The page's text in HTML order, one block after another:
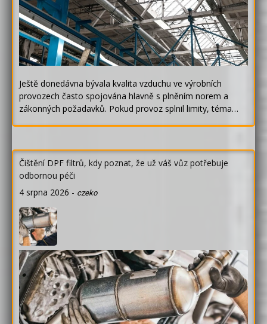
Ještě donedávna bývala kvalita vzduchu ve výrobních
provozech často spojována hlavně s plněním norem a
zákonných požadavků. Pokud provoz splnil limity, téma…
Čištění DPF filtrů, kdy poznat, že už váš vůz potřebuje
odbornou péči
4 srpna 2026 - czeko